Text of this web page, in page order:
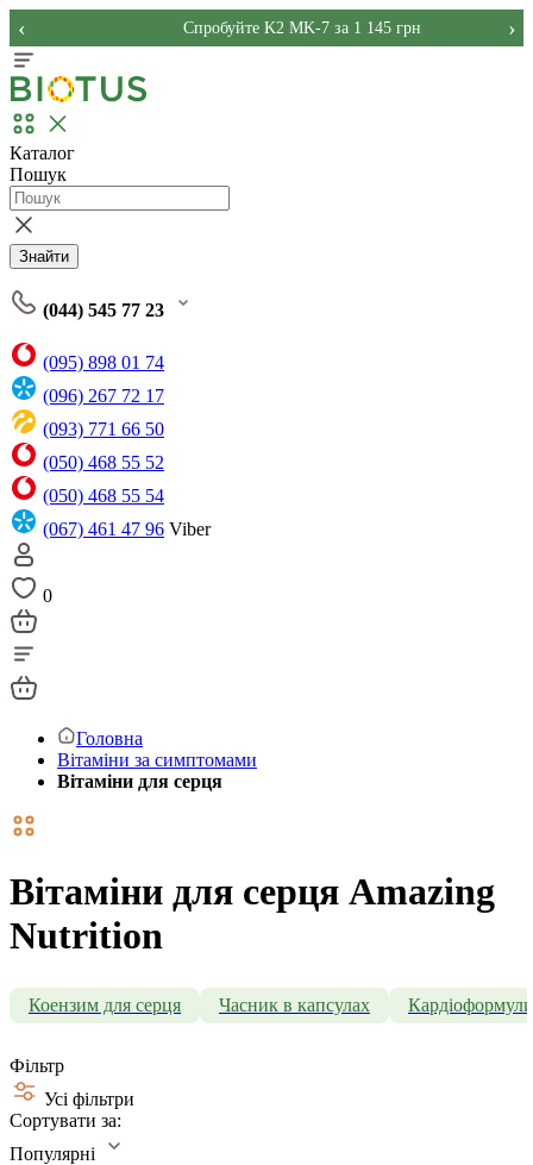
Спробуйте K2 MK-7 за 1 145 грн
‹ ›
Каталог
Пошук
Знайти
(044) 545 77 23
(095) 898 01 74
(096) 267 72 17
(093) 771 66 50
(050) 468 55 52
(050) 468 55 54
(067) 461 47 96 Viber
0
Головна
Вітаміни за симптомами
Вітаміни для серця
Вітаміни для серця Amazing
Nutrition
Коензим для серця Часник в капсулах Кардіоформули
Фільтр
Усі фільтри
Сортувати за:
Популярні